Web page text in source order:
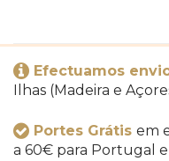
Efectuamos
Ilhas (Madeira e
Portes Grátis em
a 60€ para Portugal